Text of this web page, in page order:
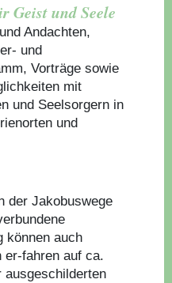
Geist und Seele
Andachten,
und
Vorträge sowie
mit
und Seelsorgern in
und
der Jakobuswege
können auch
er-fahren auf ca.
ausgeschilderten